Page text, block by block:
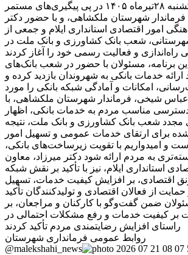
ملکشاهی - یکشنبه ۲۸تیرماه ۱۴۰۵ در پی پیگیری‌های مستمر
شهرستان ملکشاهی، و با حضور دکتر
امور اقتصادی استانداری ایلام و جمعی از
شعب بانک کشاورزی و بانک ملت در
و فعالیت رسمی خود را آغاز کردند
برنامه، مسئولان با حضور در شعب بانک‌های
خدمات بانکی به شهروندان بازدید کرده و
امکانات و آمادگی شبکه بانکی را مورد
عباس شیخی، فرماندار شهرستان ملکشاهی، با
دسترسی مناسب مردم به خدمات بانکی، اظهار
مجدد شعب بانک کشاورزی و بانک ملت، نتیجه
برای ارتقای خدمات عمومی و تسهیل امور
و امیدواریم با تقویت زیرساخت‌های بانکی،
به مردم ارائه شود دکتر میرزاد، معاون
استانداری ایلام، نیز با تأکید بر نقش شبکه
اقتصادی، بر افزایش کیفیت خدمات، تسهیل
از فعالان اقتصادی و تولیدکنندگان تأکید
ضمن گفت‌وگو با کارکنان و مراجعان، بر
بر کیفیت خدمات و رفع مشکلات احتمالی در
راستای افزایش رضایتمندی مردم تأکید کردند
روابط عمومی فرمانداری شهرستان
@malekshahi_news